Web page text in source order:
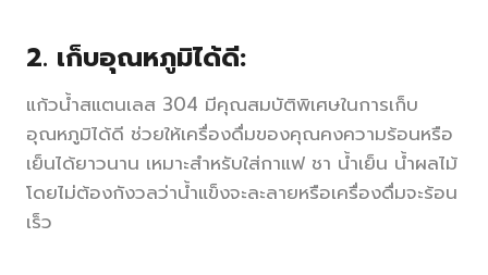
2. เก็บอุณหภูมิได้ดี:
แก้วน้ำสแตนเลส 304 มีคุณสมบัติพิเศษในการเก็บ
อุณหภูมิได้ดี ช่วยให้เครื่องดื่มของคุณคงความร้อนหรือ
เย็นได้ยาวนาน เหมาะสำหรับใส่กาแฟ ชา น้ำเย็น น้ำผลไม้
โดยไม่ต้องกังวลว่าน้ำแข็งจะละลายหรือเครื่องดื่มจะร้อน
เร็ว